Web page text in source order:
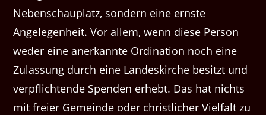
Nebenschauplatz, sondern eine ernste
Angelegenheit. Vor allem, wenn diese Person
weder eine anerkannte Ordination noch eine
Zulassung durch eine Landeskirche besitzt und
verpflichtende Spenden erhebt. Das hat nichts
mit freier Gemeinde oder christlicher Vielfalt zu